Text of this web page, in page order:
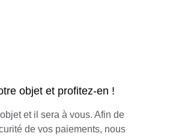
objet et profitez-en !
et il sera à vous. Afin de
de vos paiements, nous